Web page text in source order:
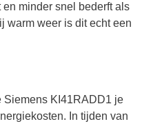
minder snel bederft als
warm weer is dit echt een
Siemens KI41RADD1 je
In tijden van